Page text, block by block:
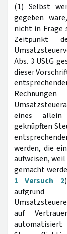
(1) Selbst
gegeben
nicht in Frage
Zeitpunkt
Abs. 3 UStG
dieser
eines allein
geknüpften
werden, die
aufweisen,
gemacht
1 Versuch 2
aufgrund
auf